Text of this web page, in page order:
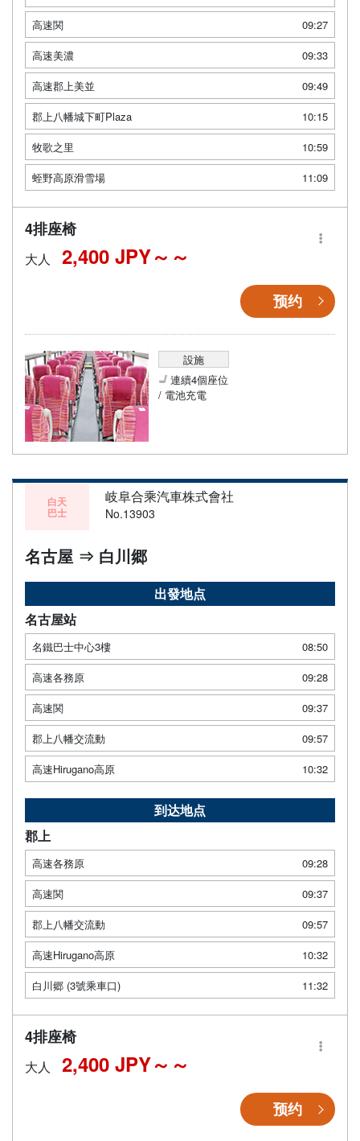
高速関
09:27
高速美濃
09:33
高速郡上美並
09:49
郡上八幡城下町Plaza
10:15
牧歌之里
10:59
蛭野高原滑雪場
11:09
4排座椅
大人 2,400 JPY～
预约
設施
連續4個座位
/ 電池充電
白天
巴士
岐阜合乘汽車株式會社
No.13903
名古屋 ⇒ 白川郷
出發地点
名古屋站
名鐵巴士中心3樓
08:50
高速各務原
09:28
高速関
09:37
郡上八幡交流動
09:57
高速Hirugano高原
10:32
到达地点
郡上
高速各務原
09:28
高速関
09:37
郡上八幡交流動
09:57
高速Hirugano高原
10:32
白川郷 (3號乘車口)
11:32
4排座椅
大人 2,400 JPY～
预约